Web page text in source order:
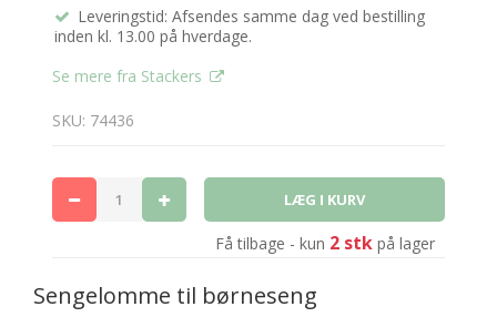
Leveringstid: Afsendes samme dag ved bestilling
inden kl. 13.00 på hverdage.
Se mere fra Stackers
SKU: 74436
Få tilbage - kun 2 stkpå lager
Sengelomme til børneseng